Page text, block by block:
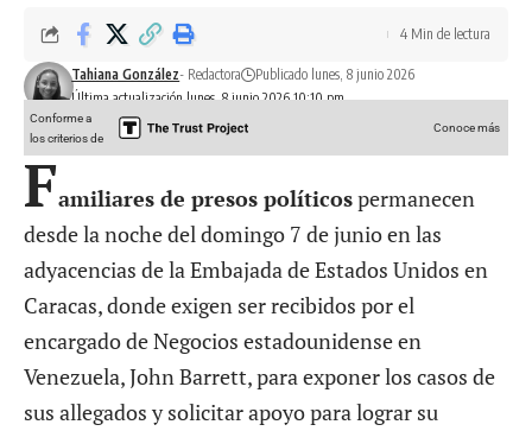
Última actualización lunes, 8 junio 2026 10:10 pm
Tahiana González- Redactora Publicado lunes, 8 junio 2026
4 Min de lectura
Conforme a
los criterios de
Conoce más
Familiares de presos políticospermanecen
desde la noche del domingo 7 de junio en las
adyacencias de la Embajada de Estados Unidos en
Caracas, donde exigen ser recibidos por el
encargado de Negocios estadounidense en
Venezuela, John Barrett, para exponer los casos de
sus allegados y solicitar apoyo para lograr su